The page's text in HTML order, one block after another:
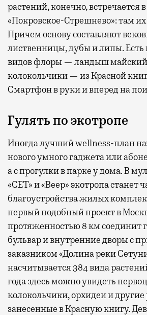
растений, конечно, встречается
«Покровское-Стрешнево»: там их
Причем основу составляют
лиственницы, дубы и липы. Есть
видов флоры — ландыш
колокольчики — из Красной
Смартфон в руки и вперед на
Гулять по экотропе
Иногда лучший wellness-план
нового умного гаджета или
а с прогулки в парке у дома. В
«СЕТ» и «Веер» экотропа станет
благоустройства жилых
первый подобный проект в
протяженностью 8 км соединит
бульвар и внутренние дворы с
заказником «Долина реки
насчитывается 384 вида
года здесь можно увидеть
колокольчики, орхидеи и другие
занесенные в Красную книгу.